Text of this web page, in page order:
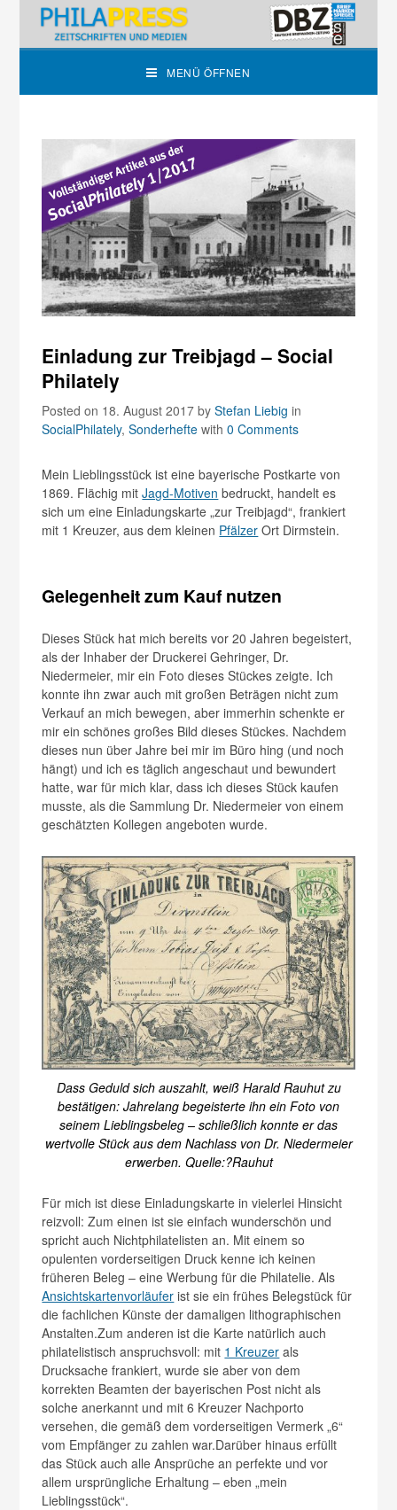
MENÜ ÖFFNEN
Einladung zur Treibjagd – Social
Philately
Posted on 18. August 2017byStefan Liebig in
SocialPhilately,Sonderhefte with0 Comments
Mein Lieblingsstück ist eine bayerische Postkarte von
1869. Flächig mitJagd-Motiven bedruckt, handelt es
sich um eine Einladungskarte „zur Treibjagd“, frankiert
mit 1 Kreuzer, aus dem kleinen Pfälzer Ort Dirmstein.
Gelegenheit zum Kauf nutzen
Dieses Stück hat mich bereits vor 20 Jahren begeistert,
als der Inhaber der Druckerei Gehringer, Dr.
Niedermeier, mir ein Foto dieses Stückes zeigte. Ich
konnte ihn zwar auch mit großen Beträgen nicht zum
Verkauf an mich bewegen, aber immerhin schenkte er
mir ein schönes großes Bild dieses Stückes. Nachdem
dieses nun über Jahre bei mir im Büro hing (und noch
hängt) und ich es täglich angeschaut und bewundert
hatte, war für mich klar, dass ich dieses Stück kaufen
musste, als die Sammlung Dr. Niedermeier von einem
geschätzten Kollegen angeboten wurde.
Dass Geduld sich auszahlt, weiß Harald Rauhut zu
bestätigen: Jahrelang begeisterte ihn ein Foto von
seinem Lieblingsbeleg – schließlich konnte er das
wertvolle Stück aus dem Nachlass von Dr. Niedermeier
erwerben. Quelle:?Rauhut
Für mich ist diese Einladungskarte in vielerlei Hinsicht
reizvoll: Zum einen ist sie einfach wunderschön und
spricht auch Nichtphilatelisten an. Mit einem so
opulenten vorderseitigen Druck kenne ich keinen
früheren Beleg – eine Werbung für die Philatelie. Als
Ansichtskartenvorläufer ist sie ein frühes Belegstück für
die fachlichen Künste der damaligen lithographischen
Anstalten.Zum anderen ist die Karte natürlich auch
philatelistisch anspruchsvoll: mit 1 Kreuzer als
Drucksache frankiert, wurde sie aber von dem
korrekten Beamten der bayerischen Post nicht als
solche anerkannt und mit 6 Kreuzer Nachporto
versehen, die gemäß dem vorderseitigen Vermerk „6“
vom Empfänger zu zahlen war.Darüber hinaus erfüllt
das Stück auch alle Ansprüche an perfekte und vor
allem ursprüngliche Erhaltung – eben „mein
Lieblingsstück“.